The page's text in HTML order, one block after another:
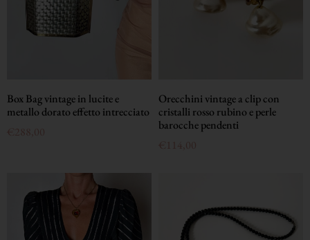
Box Bag vintage in lucite e
metallo dorato effetto intrecciato
288,00
Orecchini vintage a clip con
cristalli rosso rubino e perle
barocche pendenti
€
114,00